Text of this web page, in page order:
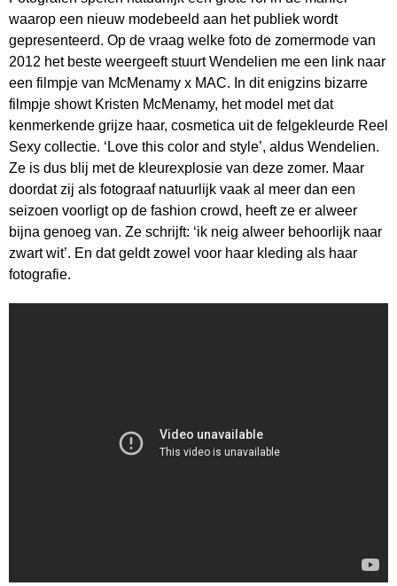
waarop een nieuw modebeeld aan het publiek wordt
gepresenteerd. Op de vraag welke foto de zomermode van
2012 het beste weergeeft stuurt Wendelien me een link naar
een filmpje van McMenamy x MAC. In dit enigzins bizarre
filmpje showt Kristen McMenamy, het model met dat
kenmerkende grijze haar, cosmetica uit de felgekleurde Reel
Sexy collectie. ‘Love this color and style’, aldus Wendelien.
Ze is dus blij met de kleurexplosie van deze zomer. Maar
doordat zij als fotograaf natuurlijk vaak al meer dan een
seizoen voorligt op de fashion crowd, heeft ze er alweer
bijna genoeg van. Ze schrijft: ‘ik neig alweer behoorlijk naar
zwart wit’. En dat geldt zowel voor haar kleding als haar
fotografie.